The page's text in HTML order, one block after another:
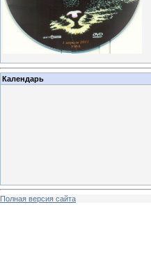
Календарь
Полная версия сайта